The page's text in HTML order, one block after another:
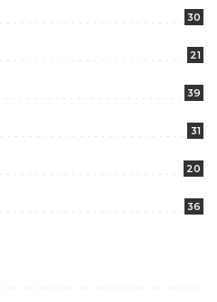
30
21
39
31
20
36